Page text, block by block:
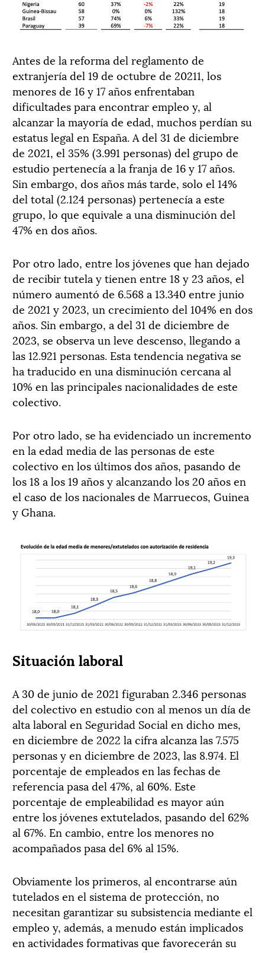
Antes de la reforma del reglamento de
extranjería del 19 de octubre de 20211, los
menores de 16 y 17 años enfrentaban
dificultades para encontrar empleo y, al
alcanzar la mayoría de edad, muchos perdían su
estatus legal en España. A del 31 de diciembre
de 2021, el 35% (3.991 personas) del grupo de
estudio pertenecía a la franja de 16 y 17 años.
Sin embargo, dos años más tarde, solo el 14%
del total (2.124 personas) pertenecía a este
grupo, lo que equivale a una disminución del
47% en dos años.
Por otro lado, entre los jóvenes que han dejado
de recibir tutela y tienen entre 18 y 23 años, el
número aumentó de 6.568 a 13.340 entre junio
de 2021 y 2023, un crecimiento del 104% en dos
años. Sin embargo, a del 31 de diciembre de
2023, se observa un leve descenso, llegando a
las 12.921 personas. Esta tendencia negativa se
ha traducido en una disminución cercana al
10% en las principales nacionalidades de este
colectivo.
Por otro lado, se ha evidenciado un incremento
en la edad media de las personas de este
colectivo en los últimos dos años, pasando de
los 18 a los 19 años y alcanzando los 20 años en
el caso de los nacionales de Marruecos, Guinea
y Ghana.
Situación laboral
A 30 de junio de 2021 figuraban 2.346 personas
del colectivo en estudio con al menos un día de
alta laboral en Seguridad Social en dicho mes,
en diciembre de 2022 la cifra alcanza las 7.575
personas y en diciembre de 2023, las 8.974. El
porcentaje de empleados en las fechas de
referencia pasa del 47%, al 60%. Este
porcentaje de empleabilidad es mayor aún
entre los jóvenes extutelados, pasando del 62%
al 67%. En cambio, entre los menores no
acompañados pasa del 6% al 15%.
Obviamente los primeros, al encontrarse aún
tutelados en el sistema de protección, no
necesitan garantizar su subsistencia mediante el
empleo y, además, a menudo están implicados
en actividades formativas que favorecerán su